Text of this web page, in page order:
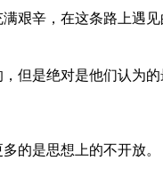
辛，在这条路上遇见
是绝对是他们认为的
是思想上的不开放。